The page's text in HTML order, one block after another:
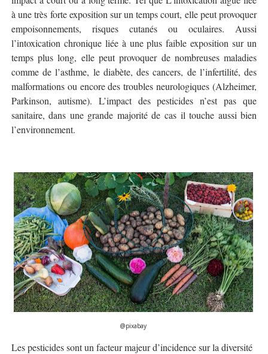
à une très forte exposition sur un temps court, elle peut provoquer
empoisonnements, risques cutanés ou oculaires. Aussi
l’intoxication chronique liée à une plus faible exposition sur un
temps plus long, elle peut provoquer de nombreuses maladies
comme de l’asthme, le diabète, des cancers, de l’infertilité, des
malformations ou encore des troubles neurologiques (Alzheimer,
Parkinson, autisme). L’impact des pesticides n’est pas que
sanitaire, dans une grande majorité de cas il touche aussi bien
l’environnement.
@pixabay
Les pesticides sont un facteur majeur d’incidence sur la diversité